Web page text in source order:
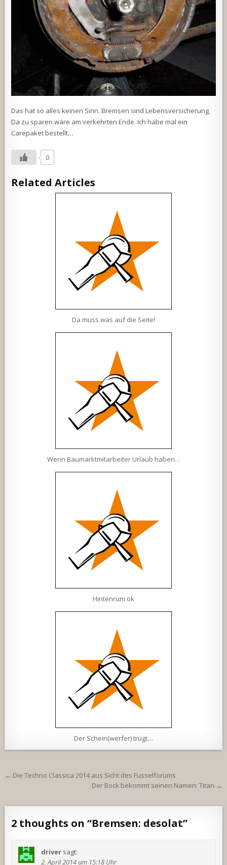
Das hat so alles keinen Sinn. Bremsen sind Lebensversicherung.
Da zu sparen wäre am verkehrten Ende. Ich habe mal ein
Carepaket bestellt…
0
Related Articles
Da muss was auf die Seite!
Wenn Baumarktmitarbeiter Urlaub haben…
Hintenrum ok
Der Schein(werfer) trügt…
Beitragsnavigation
← Die Techno Classica 2014 aus Sicht des Fusselforums
Der Bock bekommt seinen Namen: Titan →
2 thoughts on “Bremsen: desolat”
driver sagt:
2. April 2014 um 15:18 Uhr